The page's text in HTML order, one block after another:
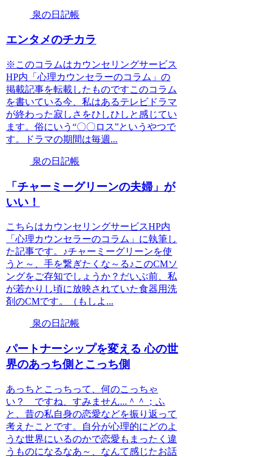
泉の日記帳
エンタメのチカラ
※このコラムはカウンセリングサービス
HP内「心理カウンセラーのコラム」の
掲載記事を転載したものですこのコラム
を書いている今、私はあるテレビドラマ
が終わった寂しさをひしひしと感じてい
ます。俗にいう“〇〇ロス”というやつで
す。ドラマの期間は毎週...
泉の日記帳
「チャーミーグリーンの夫婦」が
いい！
こちらはカウンセリングサービスHP内
「心理カウンセラーのコラム」に執筆し
た記事です。♪チャーミーグリーンを使
うと～、手を繋ぎたくな～る♪このCMソ
ングをご存知でしょうか？だいぶ前、私
が若かりし頃に放映されていた食器用洗
剤のCMです。（もしよ...
泉の日記帳
パートナーシップを変える 心の世
界のあっち側とこっち側
あっちとこっちって、何のこっちゃ
い？ ですね、すみません...＾＾；ふ
と、昔の私自身の恋愛などを振り返って
考えたことです。自分が心理的にどのよ
うな世界にいるのかで恋愛もまったく違
うものになるなあ～、なんて感じたお話